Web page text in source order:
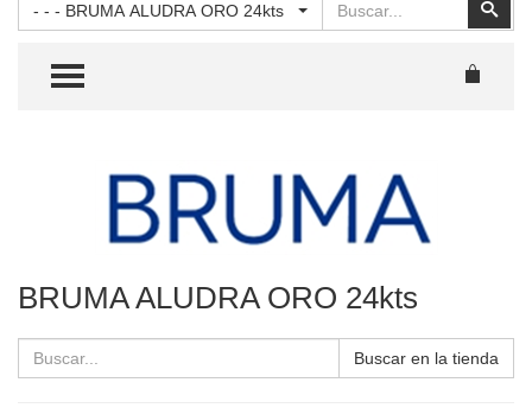
- - - BRUMA ALUDRA ORO 24kts
TOGGLE MENU
BRUMA ALUDRA ORO 24kts
Buscar en la tienda